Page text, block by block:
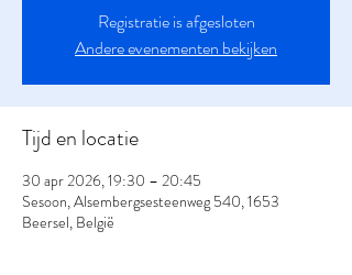
Registratie is afgesloten
Andere evenementen bekijken
Tijd en locatie
30 apr 2026, 19:30 – 20:45
Sesoon, Alsembergsesteenweg 540, 1653
Beersel, België